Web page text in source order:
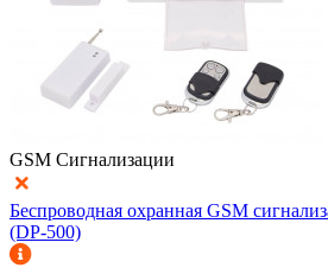
GSM Сигнализации
Беспроводная охранная GSM
(DP-500)